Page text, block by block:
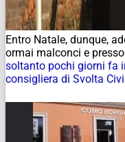
Entro Natale, dunque,
ormai malconci e
soltanto pochi giorni fa
consigliera di Svolta